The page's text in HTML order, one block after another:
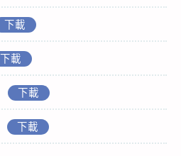
下載
下載
下載
下載